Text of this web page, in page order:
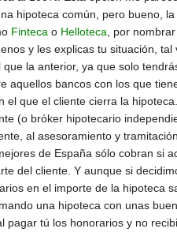
hipoteca común, pero bueno, la
Finteca o Helloteca , por
y les explicas tu situación,
la anterior, ya que solo
bancos con los que
que el cliente cierra la hipoteca.
(o bróker hipotecario
al asesoramiento y
de España sólo cobran si
del cliente. Y aunque si
en el importe de la hipoteca
una hipoteca con unas
tú los honorarios y no